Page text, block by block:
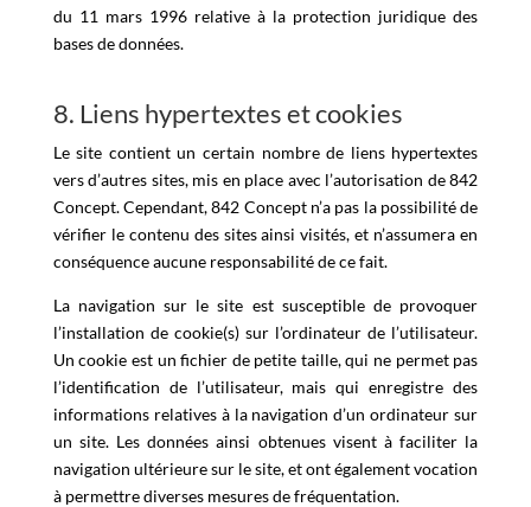
du 11 mars 1996 relative à la protection juridique des
bases de données.
8. Liens hypertextes et cookies
Le site contient un certain nombre de liens hypertextes
vers d’autres sites, mis en place avec l’autorisation de 842
Concept. Cependant, 842 Concept n’a pas la possibilité de
vérifier le contenu des sites ainsi visités, et n’assumera en
conséquence aucune responsabilité de ce fait.
La navigation sur le site est susceptible de provoquer
l’installation de cookie(s) sur l’ordinateur de l’utilisateur.
Un cookie est un fichier de petite taille, qui ne permet pas
l’identification de l’utilisateur, mais qui enregistre des
informations relatives à la navigation d’un ordinateur sur
un site. Les données ainsi obtenues visent à faciliter la
navigation ultérieure sur le site, et ont également vocation
à permettre diverses mesures de fréquentation.